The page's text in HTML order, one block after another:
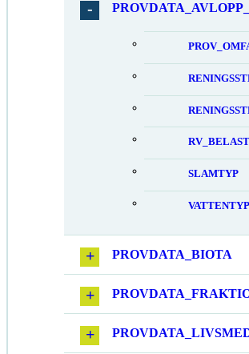
SLAMTYP
PROVDATA_BIOTA